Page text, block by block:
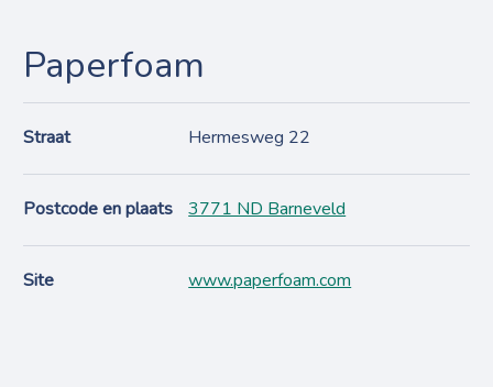
Paperfoam
Straat Hermesweg 22
Postcode en plaats 3771 ND Barneveld
Site www.paperfoam.com